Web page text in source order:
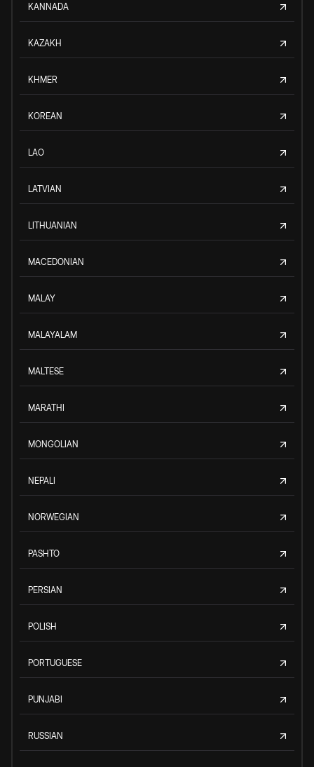
KANNADA
KAZAKH
KHMER
KOREAN
LAO
LATVIAN
LITHUANIAN
MACEDONIAN
MALAY
MALAYALAM
MALTESE
MARATHI
MONGOLIAN
NEPALI
NORWEGIAN
PASHTO
PERSIAN
POLISH
PORTUGUESE
PUNJABI
RUSSIAN